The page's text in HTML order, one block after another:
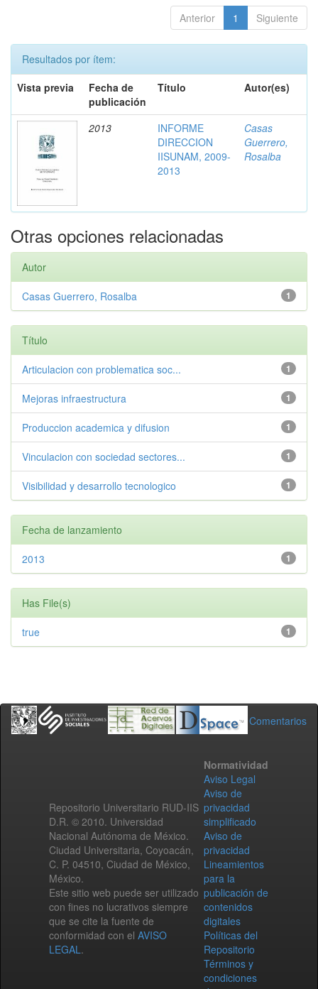
Anterior 1 Siguiente
Resultados por ítem:
Vista previa
Fecha de
publicación
Título Autor(es)
2013
INFORME
DIRECCION
IISUNAM, 2009-
2013
Casas
Guerrero,
Rosalba
Otras opciones relacionadas
Autor
1
Casas Guerrero, Rosalba
Título
1
Articulacion con problematica soc...
1
Mejoras infraestructura
1
Produccion academica y difusion
1
Vinculacion con sociedad sectores...
1
Visibilidad y desarrollo tecnologico
Fecha de lanzamiento
1
2013
Has File(s)
1
true
Comentarios
Repositorio Universitario RUD-IIS
D.R. © 2010. Universidad
Nacional Autónoma de México.
Ciudad Universitaria, Coyoacán,
C. P. 04510, Ciudad de México,
México.
Este sitio web puede ser utilizado
con fines no lucrativos siempre
que se cite la fuente de
conformidad con el AVISO
LEGAL.
Normatividad
Aviso Legal
Aviso de
privacidad
simplificado
Aviso de
privacidad
Lineamientos
para la
publicación de
contenidos
digitales
Políticas del
Repositorio
Términos y
condiciones